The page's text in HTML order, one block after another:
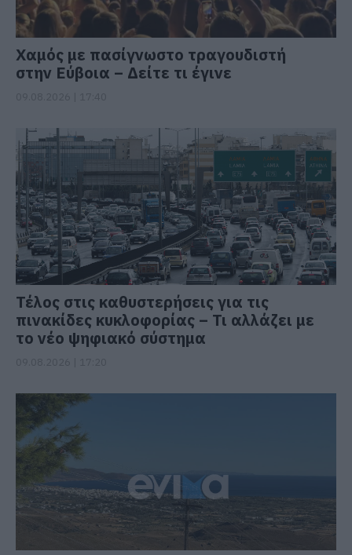
Χαμός με πασίγνωστο τραγουδιστή
στην Εύβοια – Δείτε τι έγινε
Τέλος στις καθυστερήσεις για τις
πινακίδες κυκλοφορίας – Τι αλλάζει με
το νέο ψηφιακό σύστημα